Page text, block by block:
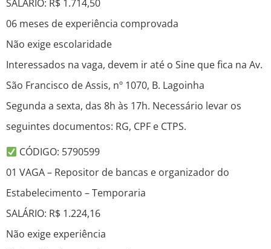
SALÁRIO: R$ 1.714,50
06 meses de experiência comprovada
Não exige escolaridade
Interessados na vaga, devem ir até o Sine que fica na Av.
São Francisco de Assis, nº 1070, B. Lagoinha
Segunda a sexta, das 8h às 17h. Necessário levar os
seguintes documentos: RG, CPF e CTPS.
CÓDIGO: 5790599
01 VAGA – Repositor de bancas e organizador do
Estabelecimento – Temporaria
SALÁRIO: R$ 1.224,16
Não exige experiência